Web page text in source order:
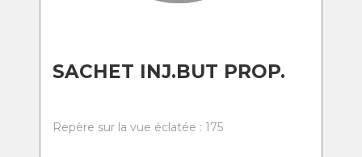
SACHET INJ.BUT PROP.
Repère sur la vue éclatée : 175